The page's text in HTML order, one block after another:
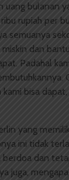
uang bulanan
rupiah per
semuanya
dan
Padahal
bisa dapat,
yang
ini tidak
berdoa dan
juga,